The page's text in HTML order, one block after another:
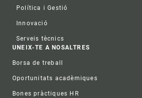
Política i Gestió
Innovació
Serveis tècnics
UNEIX-TE A NOSALTRES
Borsa de treball
Oportunitats acadèmiques
Bones pràctiques HR